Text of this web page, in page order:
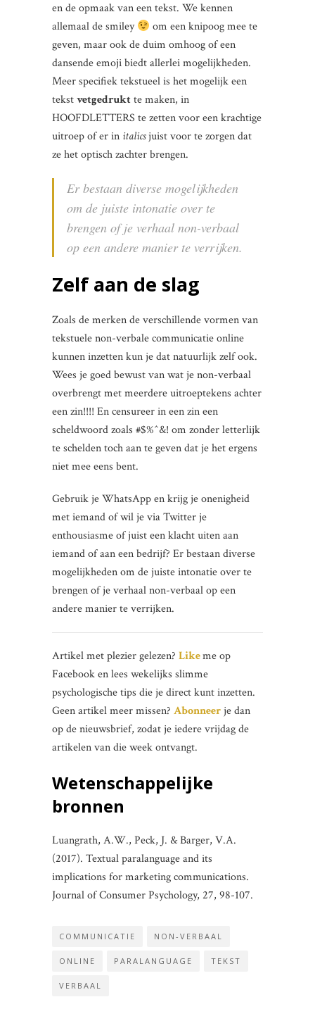
en de opmaak van een tekst. We kennen
allemaal de smiley
om een knipoog mee te
geven, maar ook de duim omhoog of een
dansende emoji biedt allerlei mogelijkheden.
Meer specifiek tekstueel is het mogelijk een
tekstvetgedruktte maken, in
HOOFDLETTERS te zetten voor een krachtige
uitroep of er in italicsjuist voor te zorgen dat
ze het optisch zachter brengen.
Er bestaan diverse mogelijkheden
om de juiste intonatie over te
brengen of je verhaal non-verbaal
op een andere manier te verrijken.
Zelf aan de slag
Zoals de merken de verschillende vormen van
tekstuele non-verbale communicatie online
kunnen inzetten kun je dat natuurlijk zelf ook.
Wees je goed bewust van wat je non-verbaal
overbrengt met meerdere uitroeptekens achter
een zin!!!! En censureer in een zin een
scheldwoord zoals #$%^&! om zonder letterlijk
te schelden toch aan te geven dat je het ergens
niet mee eens bent.
Gebruik je WhatsApp en krijg je onenigheid
met iemand of wil je via Twitter je
enthousiasme of juist een klacht uiten aan
iemand of aan een bedrijf? Er bestaan diverse
mogelijkheden om de juiste intonatie over te
brengen of je verhaal non-verbaal op een
andere manier te verrijken.
Artikel met plezier gelezen? Likeme op
Facebook en lees wekelijks slimme
psychologische tips die je direct kunt inzetten.
Geen artikel meer missen? Abonneerje dan
op de nieuwsbrief, zodat je iedere vrijdag de
artikelen van die week ontvangt.
Wetenschappelijke
bronnen
Luangrath, A.W., Peck, J. & Barger, V.A.
(2017). Textual paralanguage and its
implications for marketing communications.
Journal of Consumer Psychology, 27, 98-107.
COMMUNICATIE NON-VERBAAL
ONLINE PARALANGUAGE TEKST
VERBAAL